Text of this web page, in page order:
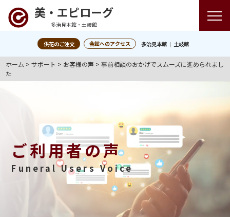
美・エピローグ
多治見本館・土岐館
供花のご注文 会館へのアクセス 多治見本館 土岐館
ホーム >サポート > お客様の声 >事前相談のおかげでスムーズに進められまし
た
ご利用者の声
Funeral Users Voice